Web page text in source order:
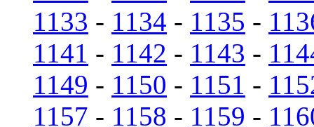
1133 - 1134 - 1135 -
1141 - 1142 - 1143 -
1149 - 1150 - 1151 -
1157 - 1158 - 1159 -